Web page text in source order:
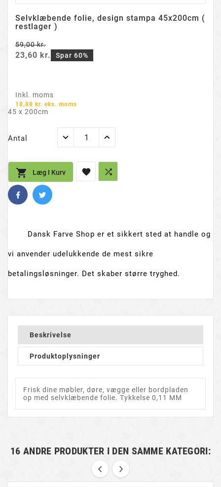
Selvklæbende folie, design stampa 45x200cm (
restlager )
59,00 kr.
23,60 kr. Spar 60%
Inkl. moms
18,88 kr. eks. moms
45 x 200cm
Antal
 Læg I Kurv  
Dansk Farve Shop er et sikkert sted at handle og
vi anvender udelukkende de mest sikre
betalingsløsninger. Det skaber større tryghed.
Beskrivelse
Produktoplysninger
Frisk dine møbler, døre, vægge eller bordpladen
op med selvklæbende folie. Tykkelse 0,11 MM
16 ANDRE PRODUKTER I DEN SAMME KATEGORI: